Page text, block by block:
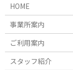
HOME
事業所案内
ご利用案内
スタッフ紹介